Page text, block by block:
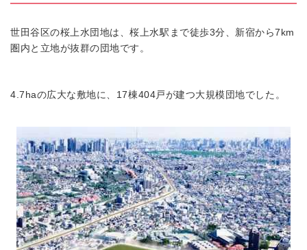
世田谷区の桜上水団地は、桜上水駅まで徒歩3分、新宿から7km
圏内と立地が抜群の団地です。
4.7haの広大な敷地に、17棟404戸が建つ大規模団地でした。